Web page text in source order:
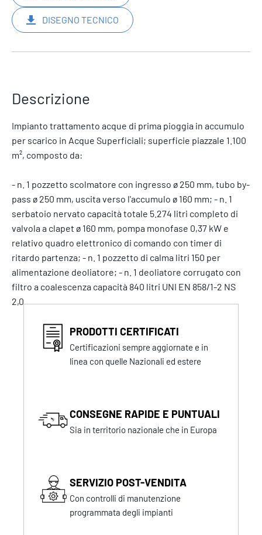
DISEGNO TECNICO
Descrizione
Impianto trattamento acque di prima pioggia in accumulo
per scarico in Acque Superficiali; superficie piazzale 1.100
m², composto da:
- n. 1 pozzetto scolmatore con ingresso ø 250 mm, tubo by-
pass ø 250 mm, uscita verso l'accumulo ø 160 mm; - n. 1
serbatoio nervato capacità totale 5.274 litri completo di
valvola a clapet ø 160 mm, pompa monofase 0,37 kW e
relativo quadro elettronico di comando con timer di
ritardo partenza; - n. 1 pozzetto di calma litri 150 per
alimentazione deoliatore; - n. 1 deoliatore corrugato con
filtro a coalescenza capacità 840 litri UNI EN 858/1-2 NS
2,0.
PRODOTTI CERTIFICATI
Certificazioni sempre aggiornate e in
linea con quelle Nazionali ed estere
CONSEGNE RAPIDE E PUNTUALI
Sia in territorio nazionale che in Europa
SERVIZIO POST-VENDITA
Con controlli di manutenzione
programmata degli impianti